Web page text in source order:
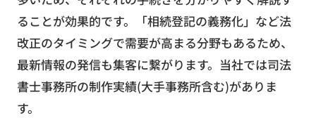
ることが効果的です。「相続登記の義務化」など法
改正のタイミングで需要が高まる分野もあるため、
最新情報の発信も集客に繋がります。当社では司法
書士事務所の制作実績(大手事務所含む)がありま
す。